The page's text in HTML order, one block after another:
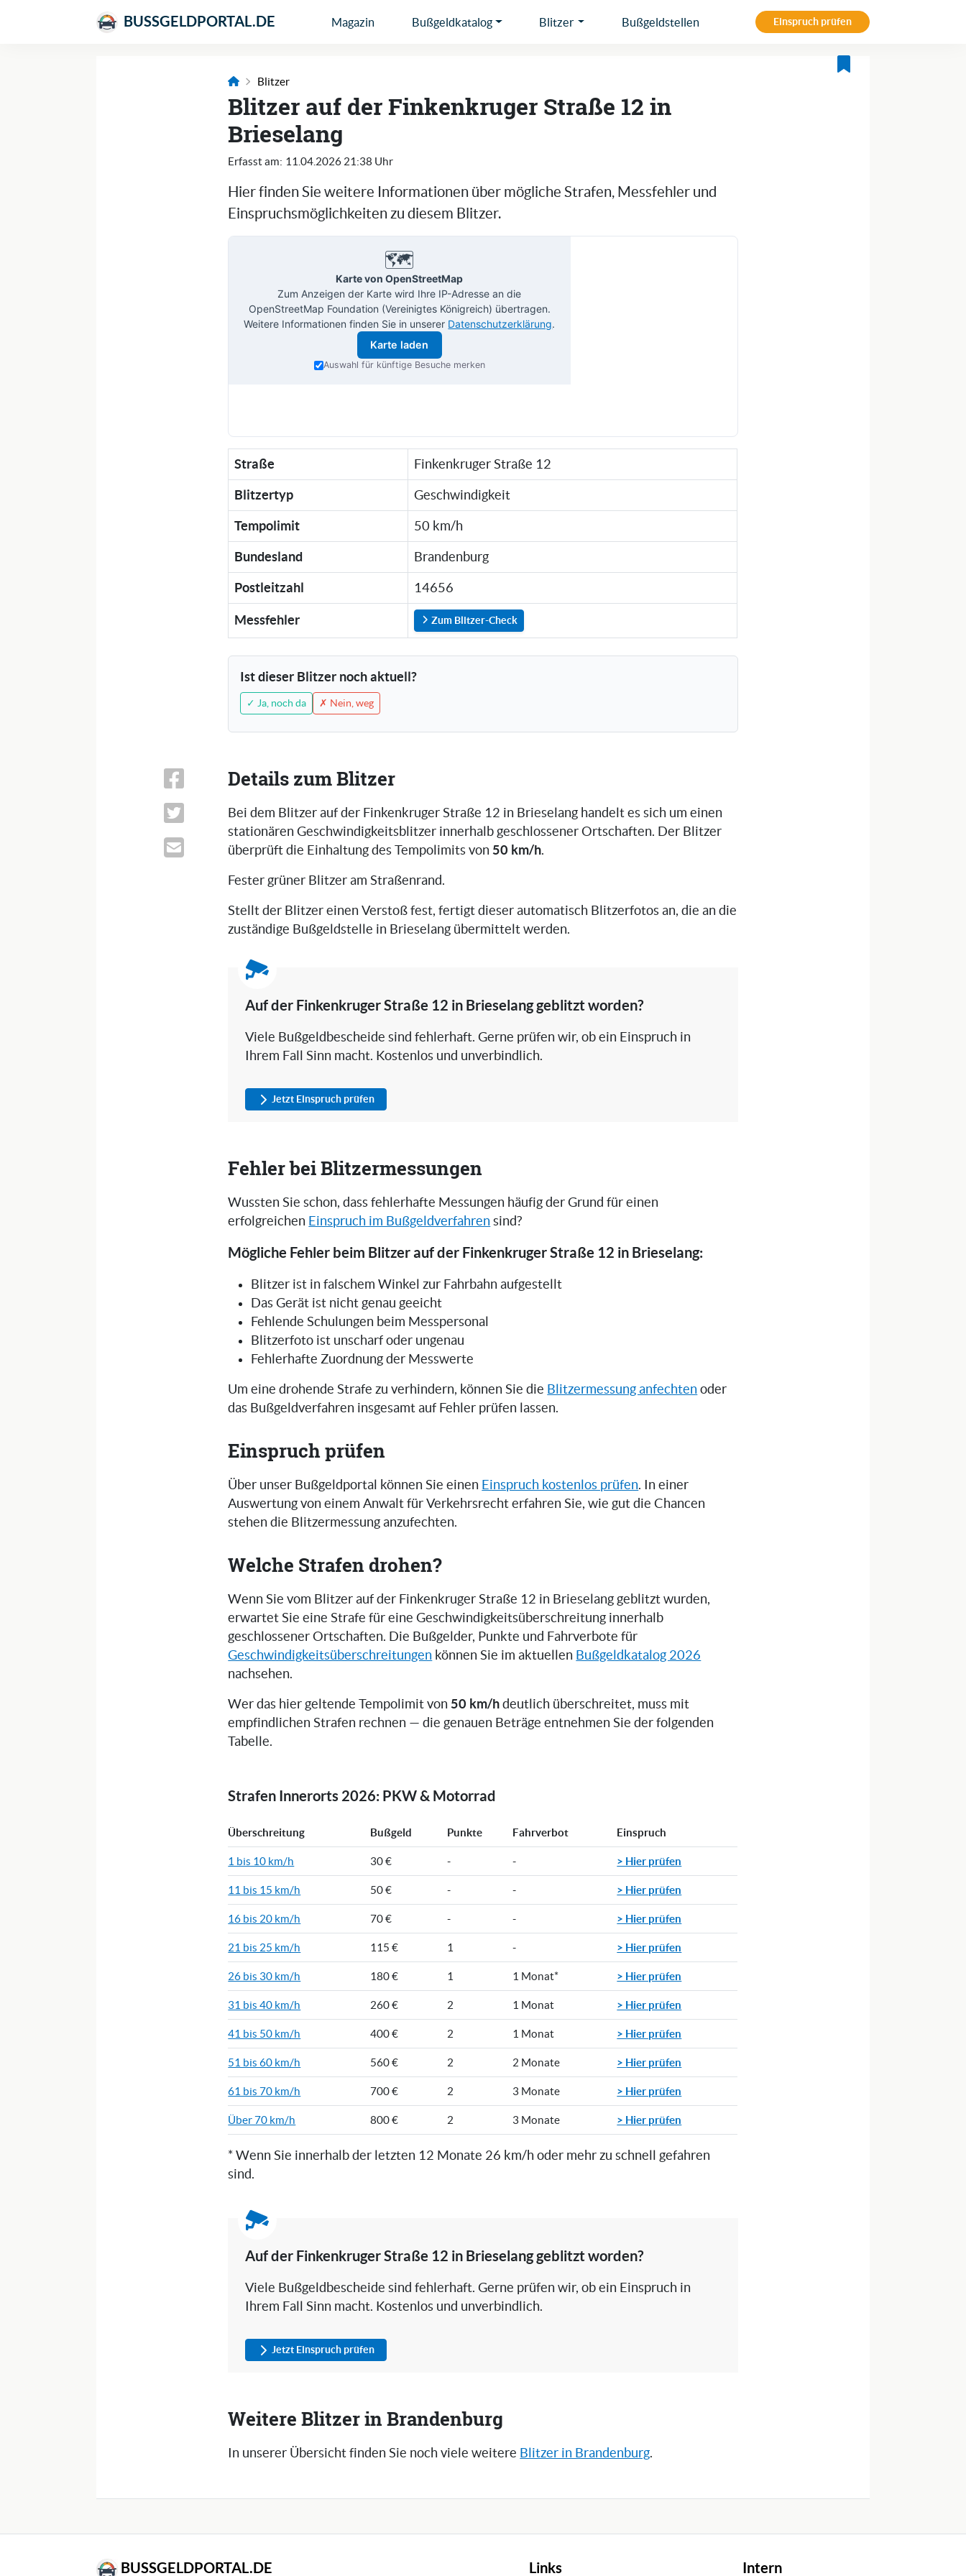
BUSSGELDPORTAL.DE Magazin Bußgeldkatalog Blitzer Bußgeldstellen Einspruch prüfen
Blitzer
Blitzer auf der Finkenkruger Straße 12 in
Brieselang
Erfasst am: 11.04.2026 21:38 Uhr
Hier finden Sie weitere Informationen über mögliche Strafen, Messfehler und
Einspruchsmöglichkeiten zu diesem Blitzer.
🗺️
Karte von OpenStreetMap
Zum Anzeigen der Karte wird Ihre IP-Adresse an die
OpenStreetMap Foundation (Vereinigtes Königreich) übertragen.
Weitere Informationen finden Sie in unserer Datenschutzerklärung.
Karte laden
Auswahl für künftige Besuche merken
Straße Finkenkruger Straße 12
Blitzertyp Geschwindigkeit
Tempolimit 50 km/h
Bundesland Brandenburg
Postleitzahl 14656
Messfehler Zum Blitzer-Check
Ist dieser Blitzer noch aktuell?
✓ Ja, noch da ✗ Nein, weg
Details zum Blitzer
Bei dem Blitzer auf der Finkenkruger Straße 12 in Brieselang handelt es sich um einen
stationären Geschwindigkeitsblitzer innerhalb geschlossener Ortschaften. Der Blitzer
überprüft die Einhaltung des Tempolimits von50 km/h.
Fester grüner Blitzer am Straßenrand.
Stellt der Blitzer einen Verstoß fest, fertigt dieser automatisch Blitzerfotos an, die an die
zuständige Bußgeldstelle in Brieselang übermittelt werden.
Auf der Finkenkruger Straße 12 in Brieselang geblitzt worden?
Viele Bußgeldbescheide sind fehlerhaft. Gerne prüfen wir, ob ein Einspruch in
Ihrem Fall Sinn macht. Kostenlos und unverbindlich.
Jetzt Einspruch prüfen
Fehler bei Blitzermessungen
Wussten Sie schon, dass fehlerhafte Messungen häufig der Grund für einen
erfolgreichen Einspruch im Bußgeldverfahren sind?
Mögliche Fehler beim Blitzer auf der Finkenkruger Straße 12 in Brieselang:
Blitzer ist in falschem Winkel zur Fahrbahn aufgestellt
Das Gerät ist nicht genau geeicht
Fehlende Schulungen beim Messpersonal
Blitzerfoto ist unscharf oder ungenau
Fehlerhafte Zuordnung der Messwerte
Um eine drohende Strafe zu verhindern, können Sie die Blitzermessung anfechten oder
das Bußgeldverfahren insgesamt auf Fehler prüfen lassen.
Einspruch prüfen
Über unser Bußgeldportal können Sie einen Einspruch kostenlos prüfen. In einer
Auswertung von einem Anwalt für Verkehrsrecht erfahren Sie, wie gut die Chancen
stehen die Blitzermessung anzufechten.
Welche Strafen drohen?
Wenn Sie vom Blitzer auf der Finkenkruger Straße 12 in Brieselang geblitzt wurden,
erwartet Sie eine Strafe für eine Geschwindigkeitsüberschreitung innerhalb
geschlossener Ortschaften. Die Bußgelder, Punkte und Fahrverbote für
Geschwindigkeitsüberschreitungen können Sie im aktuellen Bußgeldkatalog 2026
nachsehen.
Wer das hier geltende Tempolimit von50 km/h deutlich überschreitet, muss mit
empfindlichen Strafen rechnen — die genauen Beträge entnehmen Sie der folgenden
Tabelle.
Strafen Innerorts 2026: PKW & Motorrad
Überschreitung Bußgeld Punkte Fahrverbot Einspruch
1 bis 10 km/h 30 € - - > Hier prüfen
11 bis 15 km/h 50 € - - > Hier prüfen
16 bis 20 km/h 70 € - - > Hier prüfen
21 bis 25 km/h 115 € 1 - > Hier prüfen
26 bis 30 km/h 180 € 1 1 Monat* > Hier prüfen
31 bis 40 km/h 260 € 2 1 Monat > Hier prüfen
41 bis 50 km/h 400 € 2 1 Monat > Hier prüfen
51 bis 60 km/h 560 € 2 2 Monate > Hier prüfen
61 bis 70 km/h 700 € 2 3 Monate > Hier prüfen
Über 70 km/h 800 € 2 3 Monate > Hier prüfen
* Wenn Sie innerhalb der letzten 12 Monate 26 km/h oder mehr zu schnell gefahren
sind.
Auf der Finkenkruger Straße 12 in Brieselang geblitzt worden?
Viele Bußgeldbescheide sind fehlerhaft. Gerne prüfen wir, ob ein Einspruch in
Ihrem Fall Sinn macht. Kostenlos und unverbindlich.
Jetzt Einspruch prüfen
Weitere Blitzer in Brandenburg
In unserer Übersicht finden Sie noch viele weitere Blitzer in Brandenburg.
BUSSGELDPORTAL.DE Links Intern